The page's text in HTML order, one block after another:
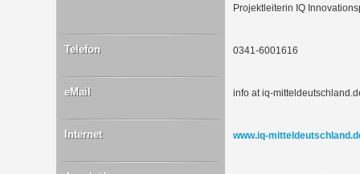
Projektleiterin IQ
Telefon 0341-6001616
eMail info at iq-
Internet www.iq-